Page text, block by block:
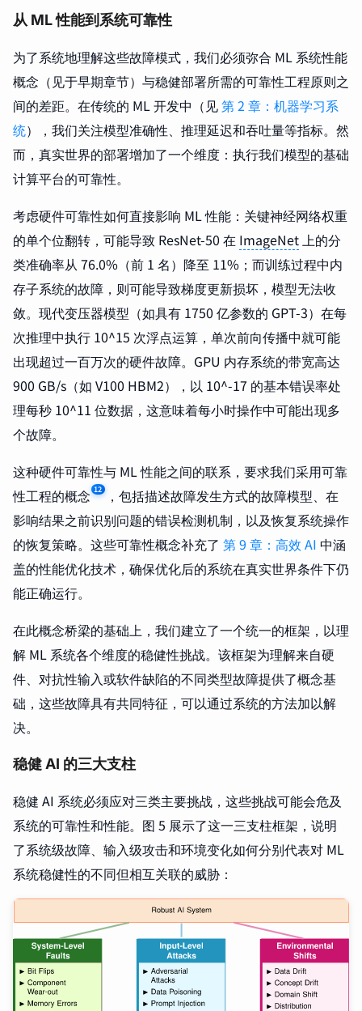
从 ML 性能到系统可靠性
为了系统地理解这些故障模式，我们必须弥合 ML 系统性能
概念（见于早期章节）与稳健部署所需的可靠性工程原则之
间的差距。在传统的 ML 开发中（见第 2 章：机器学习系
统），我们关注模型准确性、推理延迟和吞吐量等指标。然
而，真实世界的部署增加了一个维度：执行我们模型的基础
计算平台的可靠性。
考虑硬件可靠性如何直接影响 ML 性能：关键神经网络权重
的单个位翻转，可能导致 ResNet-50 在 ImageNet上的分
类准确率从 76.0%（前 1 名）降至 11%；而训练过程中内
存子系统的故障，则可能导致梯度更新损坏，模型无法收
敛。现代变压器模型（如具有 1750 亿参数的 GPT-3）在每
次推理中执行 10^15 次浮点运算，单次前向传播中就可能
出现超过一百万次的硬件故障。GPU 内存系统的带宽高达
900 GB/s（如 V100 HBM2），以 10^-17 的基本错误率处
理每秒 10^11 位数据，这意味着每小时操作中可能出现多
个故障。
这种硬件可靠性与 ML 性能之间的联系，要求我们采用可靠
性工程的概念 12 ，包括描述故障发生方式的故障模型、在
影响结果之前识别问题的错误检测机制，以及恢复系统操作
的恢复策略。这些可靠性概念补充了 第 9 章：高效 AI 中涵
盖的性能优化技术，确保优化后的系统在真实世界条件下仍
能正确运行。
在此概念桥梁的基础上，我们建立了一个统一的框架，以理
解 ML 系统各个维度的稳健性挑战。该框架为理解来自硬
件、对抗性输入或软件缺陷的不同类型故障提供了概念基
础，这些故障具有共同特征，可以通过系统的方法加以解
决。
稳健 AI 的三大支柱
稳健 AI 系统必须应对三类主要挑战，这些挑战可能会危及
系统的可靠性和性能。图 5 展示了这一三支柱框架，说明
了系统级故障、输入级攻击和环境变化如何分别代表对 ML
系统稳健性的不同但相互关联的威胁：